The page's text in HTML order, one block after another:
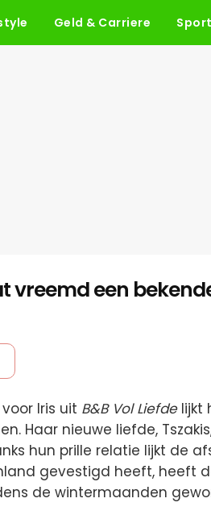
Geld & Carriere Sport
vreemd een
Iris uit B&B Vol Liefdelijkt
Haar nieuwe liefde,
hun prille relatie lijkt de
gevestigd heeft, heeft
de wintermaanden